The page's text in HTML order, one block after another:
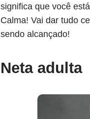
significa que você
Calma! Vai dar tudo
sendo alcançado!
Neta adulta